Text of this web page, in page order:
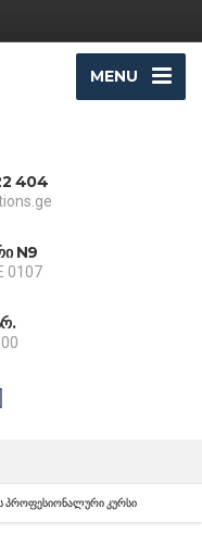
MENU
404
N9
0107
პროფესიონალური კურსი